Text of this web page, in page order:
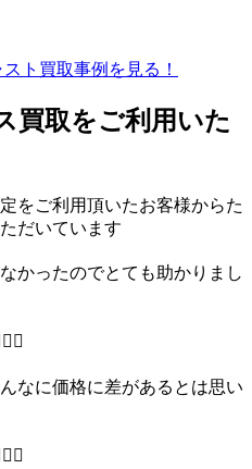
ト買取事例を見る！
買取をご利用いた
をご利用頂いたお客様からた
だいています
かったのでとても助かりまし
なに価格に差があるとは思い